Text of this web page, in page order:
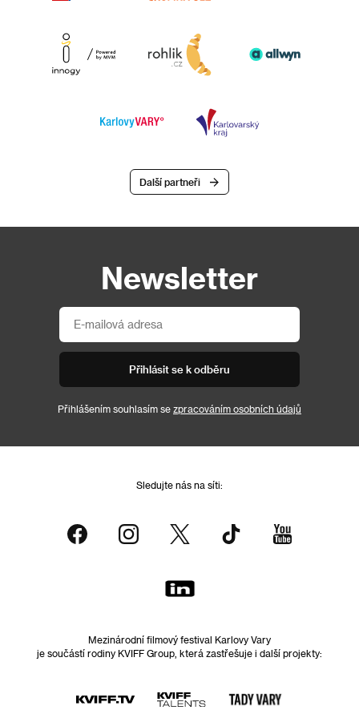
Další partneři
Newsletter
Přihlásit se k odběru
Přihlášením souhlasím se zpracováním osobních údajů
Sledujte nás na síti:
Mezinárodní filmový festival Karlovy Vary
je součástí rodiny KVIFF Group, která zastřešuje i další projekty: